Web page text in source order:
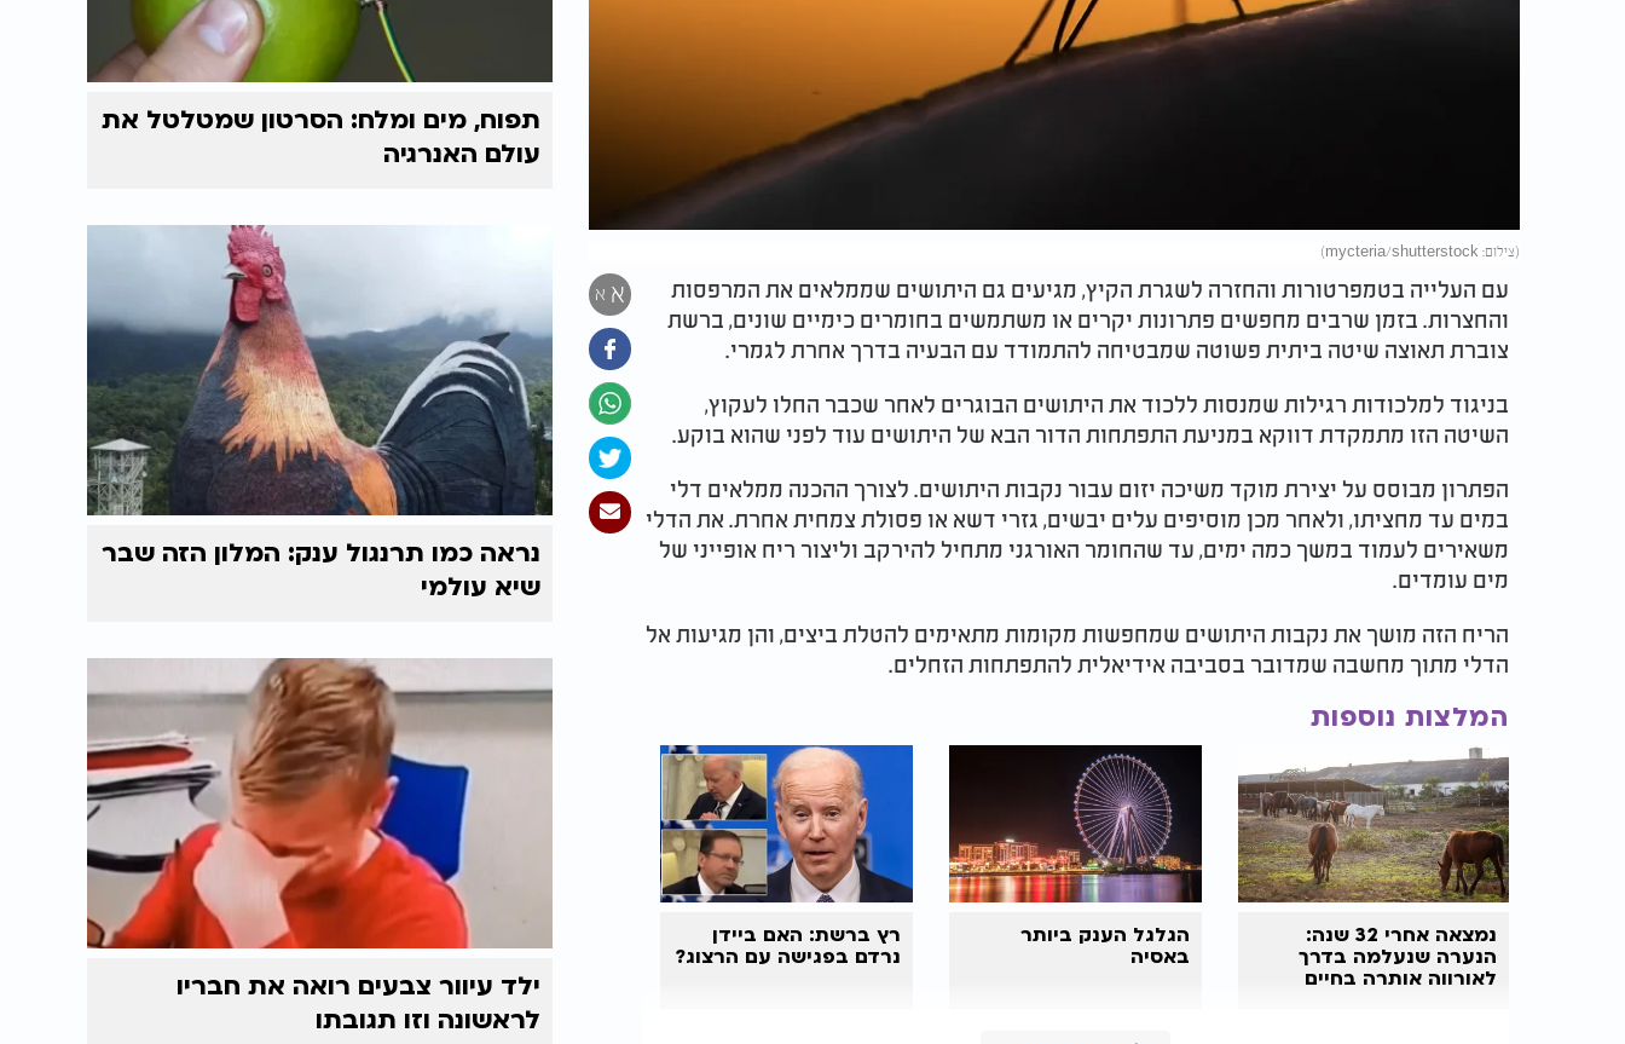
(צילום: mycteria/shutterstock)
א א
עם העלייה בטמפרטורות והחזרה לשגרת הקיץ, מגיעים גם היתושים שממלאים את המרפסות
והחצרות. בזמן שרבים מחפשים פתרונות יקרים או משתמשים בחומרים כימיים שונים, ברשת
צוברת תאוצה שיטה ביתית פשוטה שמבטיחה להתמודד עם הבעיה בדרך אחרת לגמרי.
בניגוד למלכודות רגילות שמנסות ללכוד את היתושים הבוגרים לאחר שכבר החלו לעקוץ,
השיטה הזו מתמקדת דווקא במניעת התפתחות הדור הבא של היתושים עוד לפני שהוא בוקע.
הפתרון מבוסס על יצירת מוקד משיכה יזום עבור נקבות היתושים. לצורך ההכנה ממלאים דלי
במים עד מחציתו, ולאחר מכן מוסיפים עלים יבשים, גזרי דשא או פסולת צמחית אחרת. את הדלי
משאירים לעמוד במשך כמה ימים, עד שהחומר האורגני מתחיל להירקב וליצור ריח אופייני של
מים עומדים.
הריח הזה מושך את נקבות היתושים שמחפשות מקומות מתאימים להטלת ביצים, והן מגיעות אל
הדלי מתוך מחשבה שמדובר בסביבה אידיאלית להתפתחות הזחלים.
המלצות נוספות
נמצאה אחרי 32 שנה:
הנערה שנעלמה בדרך
לאורווה אותרה בחיים
הגלגל הענק ביותר
באסיה
רץ ברשת: האם ביידן
נרדם בפגישה עם הרצוג?
תפוח, מים ומלח: הסרטון שמטלטל את
עולם האנרגיה
נראה כמו תרנגול ענק: המלון הזה שבר
שיא עולמי
ילד עיוור צבעים רואה את חבריו
לראשונה וזו תגובתו